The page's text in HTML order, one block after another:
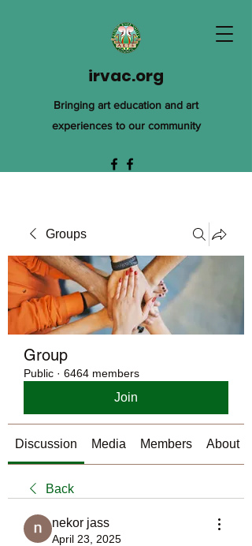
irvac.org
Bringing art education and art
experiences to our community
Groups
Group
Public · 6464 members
Join
Discussion Media Members About
Back
nekor jass
April 23, 2025